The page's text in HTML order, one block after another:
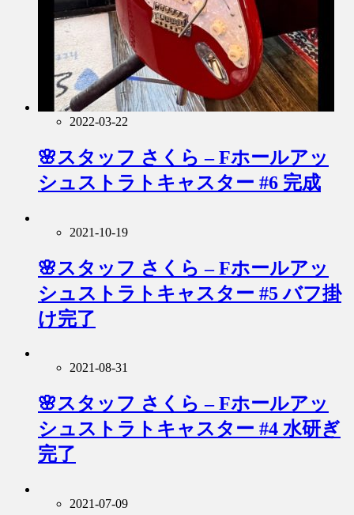
2022-03-22
🌸スタッフ さくら – Fホールアッ
シュストラトキャスター #6 完成
2021-10-19
🌸スタッフ さくら – Fホールアッ
シュストラトキャスター #5 バフ掛
け完了
2021-08-31
🌸スタッフ さくら – Fホールアッ
シュストラトキャスター #4 水研ぎ
完了
2021-07-09